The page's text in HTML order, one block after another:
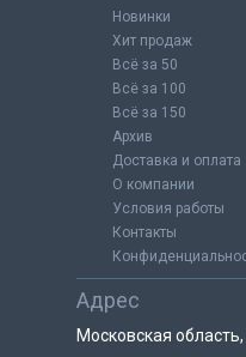
Новинки
Хит продаж
Всё за 50
Всё за 100
Всё за 150
Архив
Доставка и оплата
О компании
Условия работы
Контакты
Адрес
Московская область,